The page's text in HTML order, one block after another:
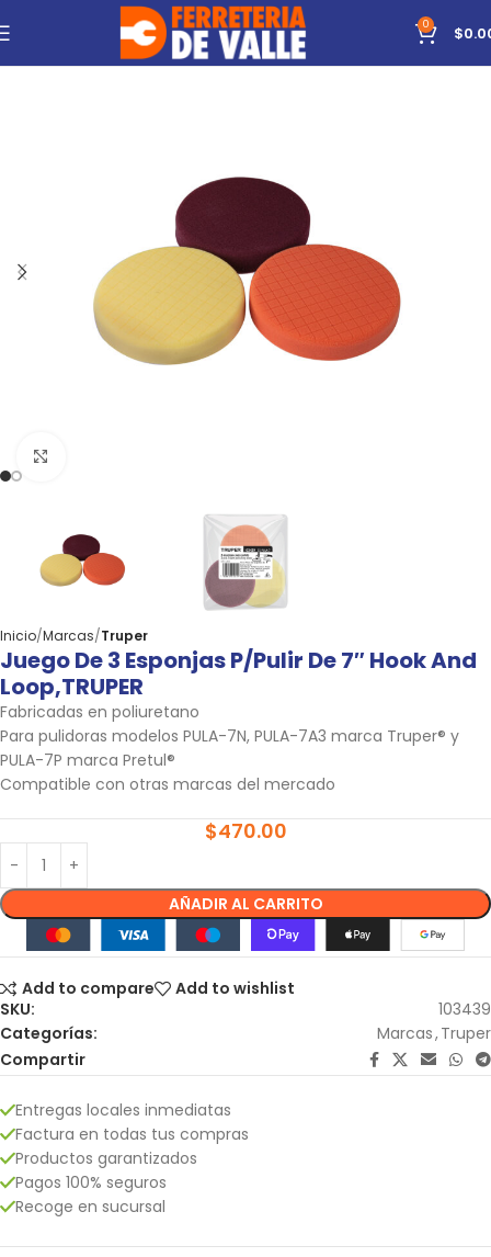
0 $
Inicio Marcas Truper
Juego De 3 Esponjas P/pulir De 7″ Hook And
Loop,TRUPER
Fabricadas en poliuretano
Para pulidoras modelos PULA-7N, PULA-7A3 marca Truper® y
PULA-7P marca Pretul®
Compatible con otras marcas del mercado
$470.00
AÑADIR AL CARRITO
Add to compare
Add to wishlist
SKU:
103439
Categorías:
Marcas,Truper
Compartir
Entregas locales inmediatas
Factura en todas tus compras
Productos garantizados
Pagos 100% seguros
Recoge en sucursal